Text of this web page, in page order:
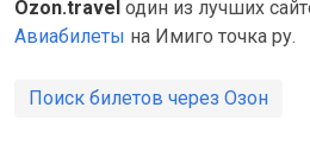
Ozon.travel один из лучших
Авиабилеты на Имиго точка ру.
Поиск билетов через Озон